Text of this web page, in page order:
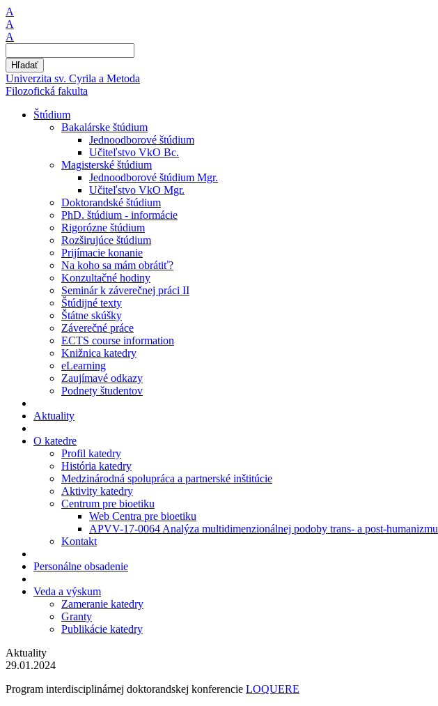
A
A
A
Hľadať
Univerzita sv. Cyrila a Metoda
Filozofická fakulta
Štúdium
Bakalárske štúdium
Jednoodborové štúdium
Učiteľstvo VkO Bc.
Magisterské štúdium
Jednoodborové štúdium Mgr.
Učiteľstvo VkO Mgr.
Doktorandské štúdium
PhD. štúdium - informácie
Rigorózne štúdium
Rozširujúce štúdium
Prijímacie konanie
Na koho sa mám obrátiť?
Konzultačné hodiny
Seminár k záverečnej práci II
Štúdijné texty
Štátne skúšky
Záverečné práce
ECTS course information
Knižnica katedry
eLearning
Zaujímavé odkazy
Podnety študentov
Aktuality
O katedre
Profil katedry
História katedry
Medzinárodná spolupráca a partnerské inštitúcie
Aktivity katedry
Centrum pre bioetiku
Web Centra pre bioetiku
APVV-17-0064 Analýza multidimenzionálnej podoby trans- a post-humanizmu
Kontakt
Personálne obsadenie
Veda a výskum
Zameranie katedry
Granty
Publikácie katedry
Aktuality
29.01.2024
Program interdisciplinárnej doktorandskej konferencie LOQUERE